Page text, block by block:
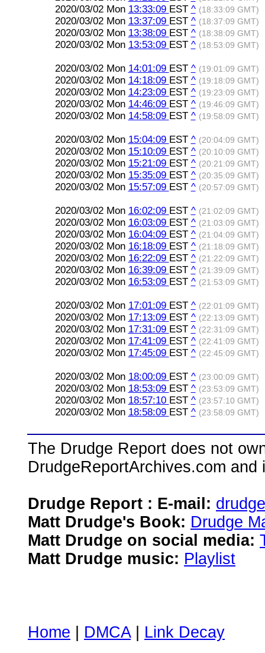
2020/03/02 Mon 13:33:09 EST ^ (18:33:09 GMT)
2020/03/02 Mon 13:37:09 EST ^ (18:37:09 GMT)
2020/03/02 Mon 13:38:09 EST ^ (18:38:09 GMT)
2020/03/02 Mon 13:53:09 EST ^ (18:53:09 GMT)
2020/03/02 Mon 14:01:09 EST ^ (19:01:09 GMT)
2020/03/02 Mon 14:18:09 EST ^ (19:18:09 GMT)
2020/03/02 Mon 14:23:09 EST ^ (19:23:09 GMT)
2020/03/02 Mon 14:46:09 EST ^ (19:46:09 GMT)
2020/03/02 Mon 14:58:09 EST ^ (19:58:09 GMT)
2020/03/02 Mon 15:04:09 EST ^ (20:04:09 GMT)
2020/03/02 Mon 15:10:09 EST ^ (20:10:09 GMT)
2020/03/02 Mon 15:21:09 EST ^ (20:21:09 GMT)
2020/03/02 Mon 15:35:09 EST ^ (20:35:09 GMT)
2020/03/02 Mon 15:57:09 EST ^ (20:57:09 GMT)
2020/03/02 Mon 16:02:09 EST ^ (21:02:09 GMT)
2020/03/02 Mon 16:03:09 EST ^ (21:03:09 GMT)
2020/03/02 Mon 16:04:09 EST ^ (21:04:09 GMT)
2020/03/02 Mon 16:18:09 EST ^ (21:18:09 GMT)
2020/03/02 Mon 16:22:09 EST ^ (21:22:09 GMT)
2020/03/02 Mon 16:39:09 EST ^ (21:39:09 GMT)
2020/03/02 Mon 16:53:09 EST ^ (21:53:09 GMT)
2020/03/02 Mon 17:01:09 EST ^ (22:01:09 GMT)
2020/03/02 Mon 17:13:09 EST ^ (22:13:09 GMT)
2020/03/02 Mon 17:31:09 EST ^ (22:31:09 GMT)
2020/03/02 Mon 17:41:09 EST ^ (22:41:09 GMT)
2020/03/02 Mon 17:45:09 EST ^ (22:45:09 GMT)
2020/03/02 Mon 18:00:09 EST ^ (23:00:09 GMT)
2020/03/02 Mon 18:53:09 EST ^ (23:53:09 GMT)
2020/03/02 Mon 18:57:10 EST ^ (23:57:10 GMT)
2020/03/02 Mon 18:58:09 EST ^ (23:58:09 GMT)
The Drudge Report does not
DrudgeReportArchives.com
Drudge Report : E-mail:
Matt Drudge's Book: Drudge
Matt Drudge on social media:
Matt Drudge music: Playlist
Home DMCA| Link Decay